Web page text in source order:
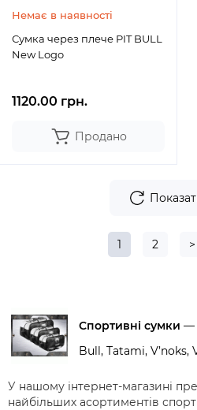
Немає в наявності
Сумка через плече PIT BULL
New Logo
1120.00 грн.
Продано
1 2 >
Спортивні сумки —
Bull, Tatami, V’noks,
У нашому інтернет-магазині
найбільших асортиментів